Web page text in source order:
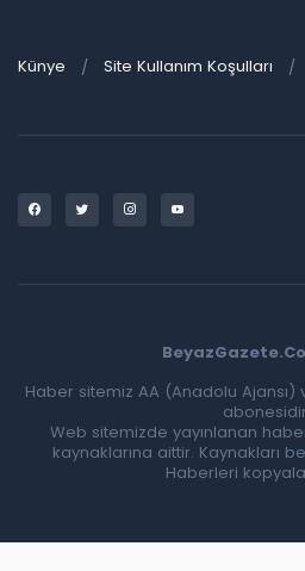
Künye Site Kullanım Koşulları
Haber sitemiz AA (Anadolu Ajansı)
Web sitemizde yayınlanan
kaynaklarına aittir. Kaynakları
Haberleri